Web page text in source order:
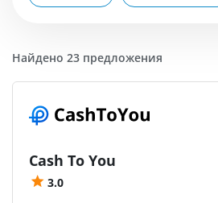
Найдено 23 предложения
Cash To You
3.0